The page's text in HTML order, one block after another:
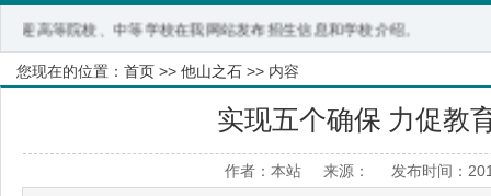
等院校、中等学校在我网站发布招生信息和学校介绍。
您现在的位置： 首页 >> 他山之石 >> 内容
实现五个确保 力促教
作者：本站 来源： 发布时间：